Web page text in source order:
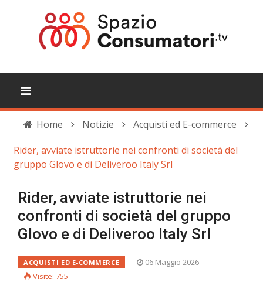
Home Notizie
Acquisti ed E-commerce
Rider, avviate istruttorie nei confronti di società del
gruppo Glovo e di Deliveroo Italy Srl
Rider, avviate istruttorie nei
confronti di società del gruppo
Glovo e di Deliveroo Italy Srl
ACQUISTI ED E-COMMERCE
06 Maggio 2026
Visite: 755